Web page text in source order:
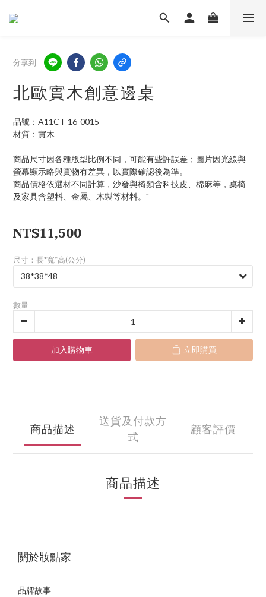
分享到
北歐實木創意邊桌
品號：A11CT-16-0015
材質：實木
商品尺寸因各種版型比例不同，可能有些許誤差；圖片因光線與
螢幕顯示略與實物有差異，以實際確認後為準。
商品價格依選材不同計算，沙發與椅類含科技皮、棉麻等，桌椅
及家具含塑料、金屬、木製等材料。"
NT$11,500
尺寸：長*寬*高(公分)
數量
加入購物車 立即購買
商品描述
送貨及付款方
式
顧客評價
商品描述
關於妝點家
品牌故事